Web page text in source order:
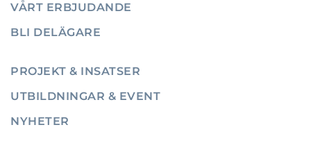
VÅRT ERBJUDANDE
BLI DELÄGARE
PROJEKT & INSATSER
UTBILDNINGAR & EVENT
NYHETER